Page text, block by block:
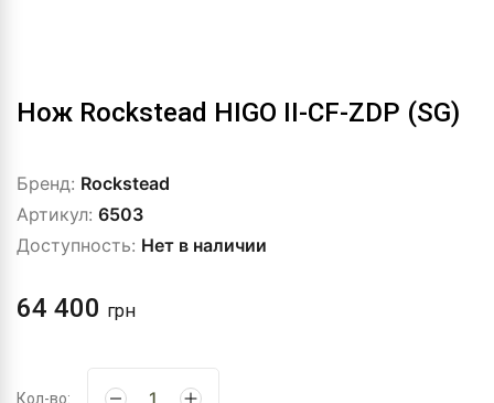
Нож Rockstead HIGO II-CF-ZDP (SG)
Бренд: Rockstead
Артикул: 6503
Доступность: Нет в наличии
64 400 грн
Кол-во: